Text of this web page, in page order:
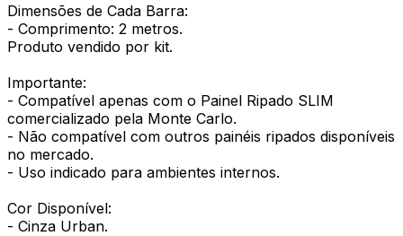
Dimensões de Cada Barra:
- Comprimento: 2 metros.
Produto vendido por kit.
Importante:
- Compatível apenas com o Painel Ripado SLIM
comercializado pela Monte Carlo.
- Não compatível com outros painéis ripados disponíveis
no mercado.
- Uso indicado para ambientes internos.
Cor Disponível:
- Cinza Urban.